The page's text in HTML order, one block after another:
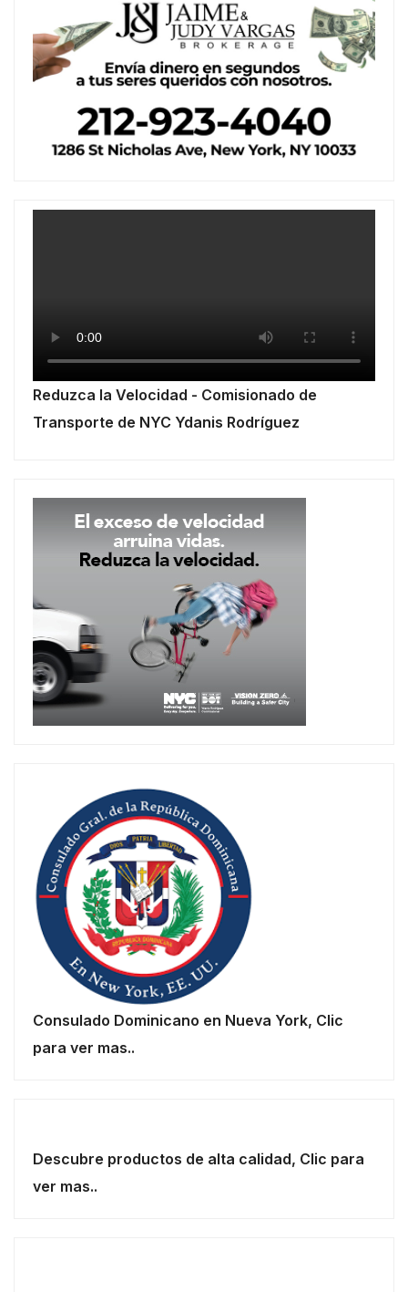
Reduzca la Velocidad - Comisionado de
Transporte de NYC Ydanis Rodríguez
Consulado Dominicano en Nueva York, Clic
para ver mas..
Descubre productos de alta calidad, Clic para
ver mas..